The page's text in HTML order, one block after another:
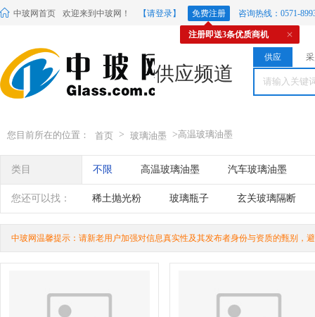
中玻网首页 欢迎来到中玻网！ 【请登录】 免费注册 咨询热线：0571-
注册即送3条优质商机
供应频道
供应
您目前所在的位置： 首页 > 玻璃油墨 >高温玻璃油墨
类目 不限 高温玻璃油墨 汽车玻璃油墨
您还可以找： 稀土抛光粉 玻璃瓶子 玄关玻璃隔断
毛刷辊厂 双螺旋混合机
中玻网温馨提示：请新老用户加强对信息真实性及其发布者身份与资质的甄别，